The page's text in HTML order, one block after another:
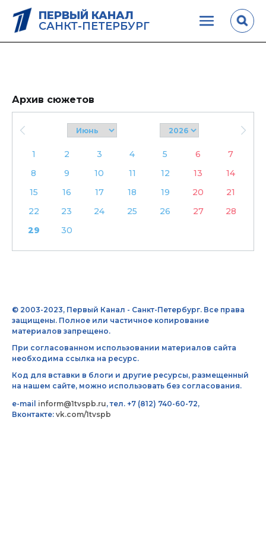
ПЕРВЫЙ КАНАЛ
САНКТ-ПЕТЕРБУРГ
Архив сюжетов
1 2 3 4 5 6
7
8
9 10 11 12 13
14
15
16 17 18 19 20
21
22
23 24 25 26 27
28
29
30
© 2003-2023, Первый Канал - Санкт-Петербург. Все права
защищены. Полное или частичное копирование
материалов запрещено.
При согласованном использовании материалов сайта
необходима ссылка на ресурс.
Код для вставки в блоги и другие ресурсы, размещенный
на нашем сайте, можно использовать без согласования.
e-mail inform@1tvspb.ru, тел. +7 (812) 740-60-72,
Вконтакте: vk.com/1tvspb